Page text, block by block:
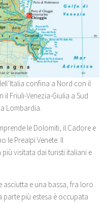
confina a Nord con il
il Friuli-Venezia-Giulia a Sud
Lombardia.
le Dolomiti, il Cadore e
le Prealpi Venete. Il
visitata dai turisti italiani e
asciutta e una bassa, fra loro
parte più estesa è occupata